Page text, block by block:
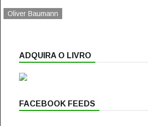
Oliver Baumann
ADQUIRA O LIVRO
FACEBOOK FEEDS